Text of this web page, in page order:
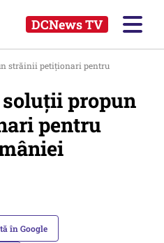
DCNews TV
străinii petiționari pentru
soluții propun
pentru
în Google